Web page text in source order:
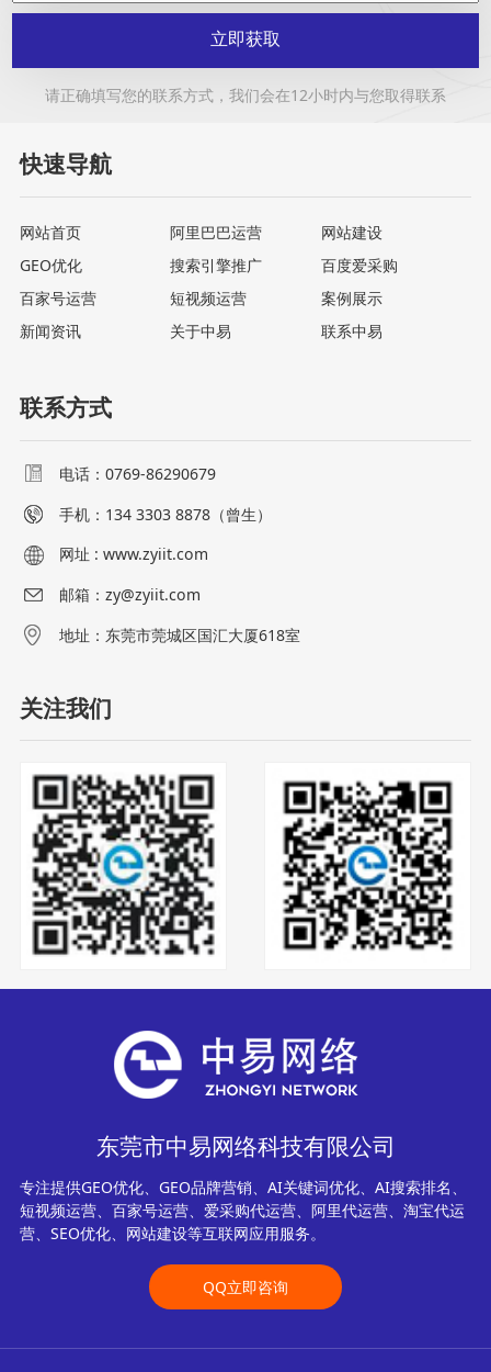
立即获取
请正确填写您的联系方式，我们会在12小时内与您取得联系
快速导航
网站首页 阿里巴巴运营
网站建设
GEO优化
搜索引擎推广
百度爱采购
百家号运营
短视频运营
案例展示
新闻资讯
关于中易 联系中易
联系方式
电话：0769-86290679
手机： 134 3303 8878（曾生）
网址 : www.zyiit.com
邮箱：zy@zyiit.com
地址：东莞市莞城区国汇大厦618室
关注我们
东莞市中易网络科技有限公司
专注提供GEO优化、GEO品牌营销、AI关键词优化、AI搜索排名、
短视频运营、百家号运营、爱采购代运营、阿里代运营、淘宝代运
营、SEO优化、网站建设等互联网应用服务。
QQ立即咨询